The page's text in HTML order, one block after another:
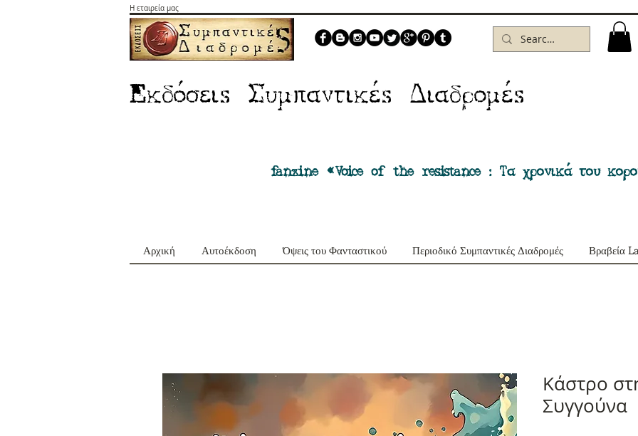
Η εταιρεία μας
Eκδόσειs Συμπαντικέs Διαδρομέs
fanzine «Voice of the resistance : Τα χρονικά του
Αρχική Αυτοέκδοση Όψεις του Φανταστικού Περιοδικό Συμπαντικές Διαδρομές Βραβεία
Κάστρο
Συγγούνα